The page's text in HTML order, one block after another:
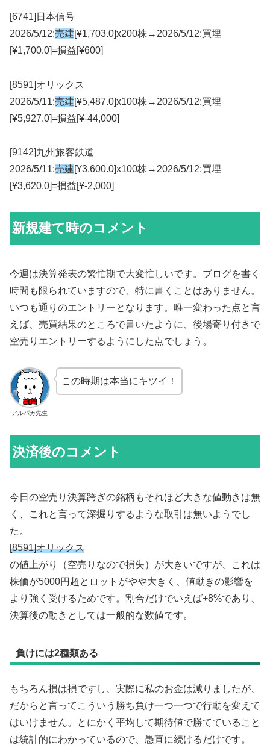
[6741]日本信号
2026/5/12:売建[¥1,703.0]x200株→2026/5/12:買埋
[¥1,700.0]=損益[¥600]
[8591]オリックス
2026/5/11:売建[¥5,487.0]x100株→2026/5/12:買埋
[¥5,927.0]=損益[¥-44,000]
[9142]九州旅客鉄道
2026/5/11:売建 [¥3,600.0]x100株→2026/5/12:買埋
[¥3,620.0]=損益[¥-2,000]
新規建て時のコメント
今週は決算発表の繁忙期で大変忙しいです。ブログを書く
時間も限られていますので、特に書くことはありません。
いつも通りのエントリーとなります。唯一変わった点と言
えば、売買結果のところで書いたように、後場寄り付きで
空売りエントリーするようにした点でしょう。
アルパカ先生
この時期は本当にキツイ！
決済後のコメント
今日の空売り決算跨ぎの銘柄もそれほど大きな値動きは無
く、これと言って深掘りするような取引は無いようでし
た。
[8591]オリックス
の値上がり（空売りなので損失）が大きいですが、これは
株価が5000円超とロットがやや大きく、値動きの影響を
より強く受けるためです。割合だけでいえば+8%であり、
決算後の動きとしては一般的な数値です。
負けには2種類ある
もちろん損は損ですし、実際に私のお金は減りましたが、
だからと言ってこういう勝ち負け一つ一つで行動を変えて
はいけません。とにかく平均して期待値で勝てていること
は統計的にわかっているので、愚直に続けるだけです。